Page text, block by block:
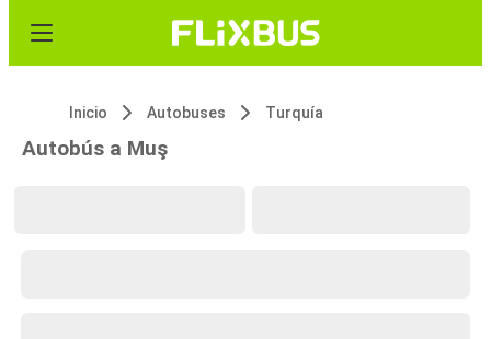
Inicio Autobuses Turquía
Autobús a Muş